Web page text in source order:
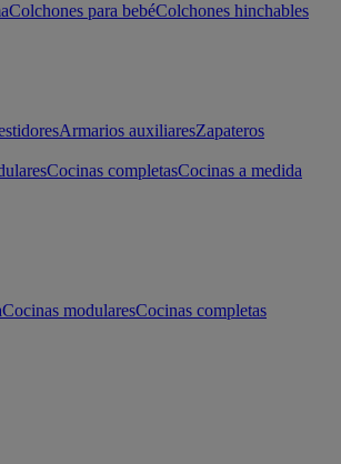
Colchones para bebéColchones hinchables
Armarios auxiliaresZapateros
Cocinas completasCocinas a medida
Cocinas modularesCocinas completas